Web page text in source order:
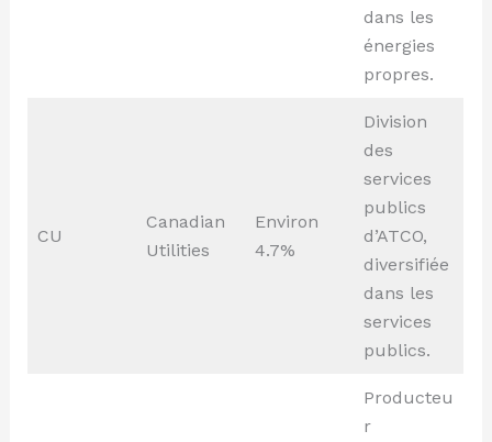
dans les
énergies
propres.
CU
Canadian
Utilities
Environ
4.7%
Division
des
services
publics
d’ATCO,
diversifiée
dans les
services
publics.
Producteu
r